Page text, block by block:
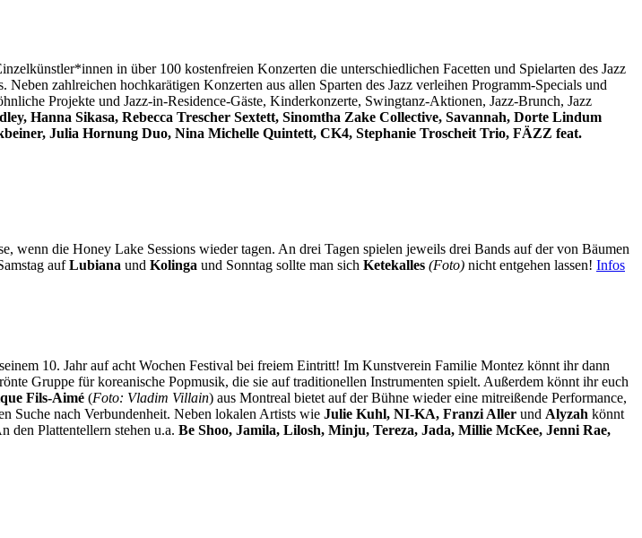
in über 100 kostenfreien Konzerten die unterschiedlichen Facetten und Spielarten des Jazz
zahlreichen hochkarätigen Konzerten aus allen Sparten des Jazz verleihen Programm-Specials und
Projekte und Jazz-in-Residence-Gäste, Kinderkonzerte, Swingtanz-Aktionen, Jazz-Brunch, Jazz
Hanna Sikasa, Rebecca Trescher Sextett, Sinomtha Zake Collective, Savannah, Dorte Lindum
Julia Hornung Duo, Nina Michelle Quintett, CK4, Stephanie Troscheit Trio, FÄZZ feat.
die Honey Lake Sessions wieder tagen. An drei Tagen spielen jeweils drei Bands auf der von Bäumen
aufLubiana und Kolinga und Sonntag sollte man sich Ketekalles (Foto) nicht entgehen lassen! Infos
10. Jahr auf acht Wochen Festival bei freiem Eintritt! Im Kunstverein Familie Montez könnt ihr dann
Gruppe für koreanische Popmusik, die sie auf traditionellen Instrumenten spielt. Außerdem könnt ihr euch
Fils-Aimé (Foto: Vladim Villain) aus Montreal bietet auf der Bühne wieder eine mitreißende Performance,
Suche nach Verbundenheit. Neben lokalen Artists wie Julie Kuhl, NI-KA, Franzi Aller und Alyzah könnt
den Plattentellern stehen u.a. Be Shoo, Jamila, Lilosh, Minju, Tereza, Jada, Millie McKee, Jenni Rae,